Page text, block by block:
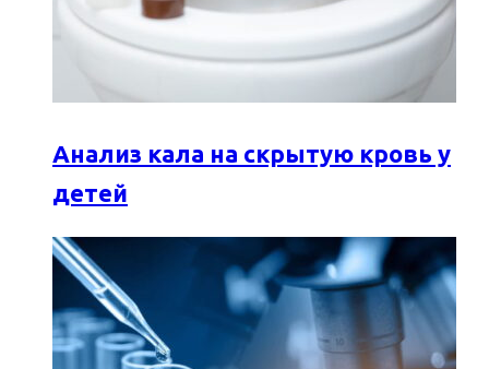
Анализ кала на скрытую кровь у
детей